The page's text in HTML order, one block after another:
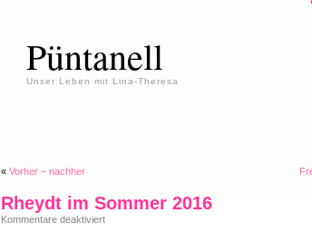
Püntanell
Unser Leben mit Lina-Theresa
« Vorher – nachher
Rheydt im Sommer 2016
Kommentare deaktiviertfür